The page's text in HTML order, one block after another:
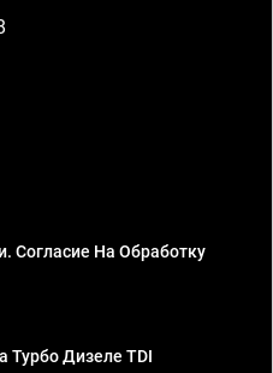
Согласие На Обработку
Турбо Дизеле TDI